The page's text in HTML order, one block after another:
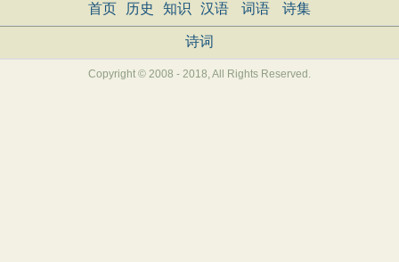
首页 历史 知识 汉语 词语 诗集
诗词
Copyright © 2008 - 2018, All Rights Reserved.